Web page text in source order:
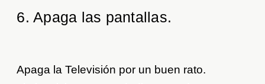
6. Apaga las pantallas.
Apaga la Televisión por un buen rato.